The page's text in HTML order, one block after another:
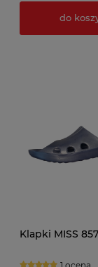
do
Klapki MISS 857